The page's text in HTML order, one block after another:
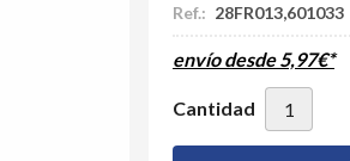
Ref.: 28FR013,601033
envío desde 5,97€*
Cantidad